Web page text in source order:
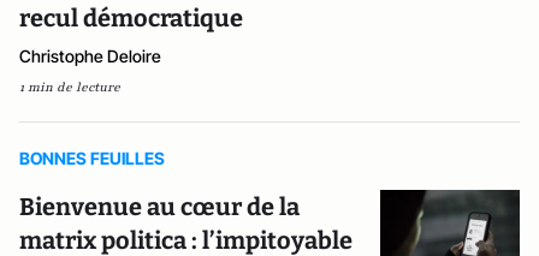
recul démocratique
Christophe Deloire
1 min de lecture
BONNES FEUILLES
Bienvenue au cœur de la
matrix politica : l’impitoyable